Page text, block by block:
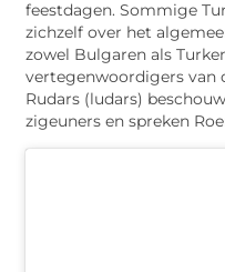
feestdagen. Sommige
zichzelf over het
zowel Bulgaren als
vertegenwoordigers van
Rudars (ludars)
zigeuners en spreken